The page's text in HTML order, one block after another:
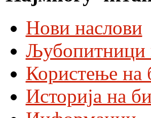
Нови наслови
Љубопитници
Користење на
Историја на